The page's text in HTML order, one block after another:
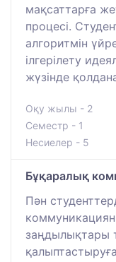
мақсаттарға
процесі.
алгоритмін
ілгерілету
жүзінде
Оқу жылы - 2
Семестр - 1
Несиелер - 5
Бұқаралық
Пән
заңдылықтары